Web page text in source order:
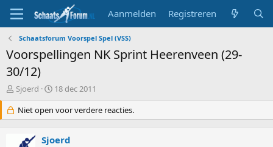
Aanmelden Registreren
Schaatsforum Voorspel Spel (VSS)
Voorspellingen NK Sprint Heerenveen (29-
30/12)
T
p
i
Sjoerd
S
a
r
d
18 dec 2011
Niet open voor verdere reacties.
Sjoerd